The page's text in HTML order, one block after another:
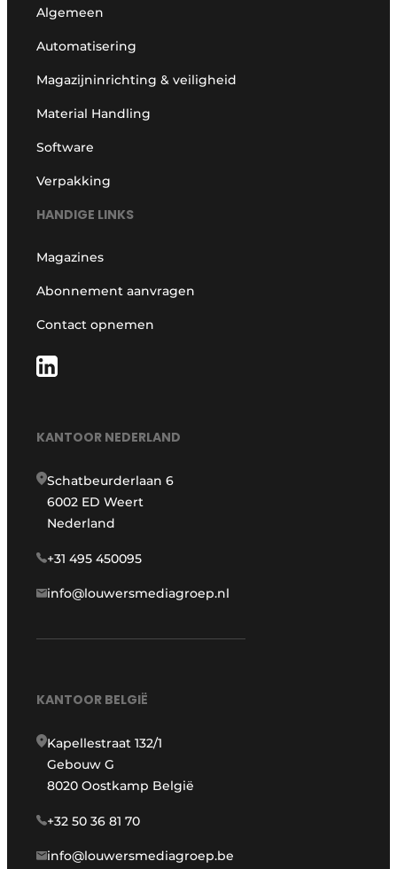
Algemeen
Automatisering
Magazijninrichting & veiligheid
Material Handling
Software
Verpakking
HANDIGE LINKS
Magazines
Abonnement aanvragen
Contact opnemen
KANTOOR NEDERLAND
Schatbeurderlaan 6
6002 ED Weert
Nederland
+31 495 450095
info@louwersmediagroep.nl
KANTOOR BELGIË
Kapellestraat 132/1
Gebouw G
8020 Oostkamp België
+32 50 36 81 70
info@louwersmediagroep.be